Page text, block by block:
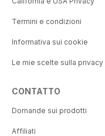
Termini e condizioni
Informativa sui cookie
Le mie scelte sulla privacy
CONTATTO
Domande sui prodotti
Affiliati